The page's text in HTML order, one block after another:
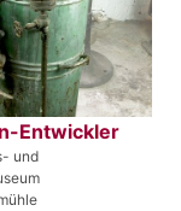
Entwickler
und